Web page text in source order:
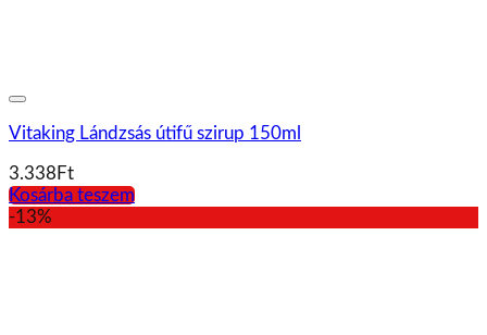
Vitaking Lándzsás útifű szirup 150ml
3.338 Ft
Kosárba teszem
-13%